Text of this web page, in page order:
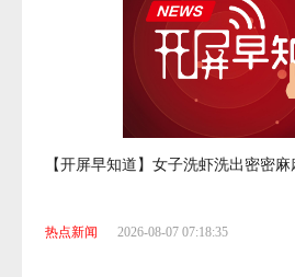
【开屏早知道】女子洗虾洗出密密
热点新闻 2026-08-07 07:18:35